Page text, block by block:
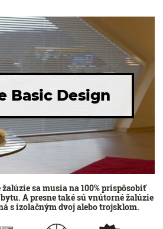
Basic Design
sa musia na 100% prispôsobiť
A presne také sú vnútorné žalúzie
s izolačným dvoj alebo trojsklom.